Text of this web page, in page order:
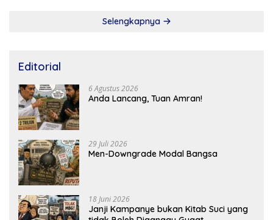
Selengkapnya
Editorial
6 Agustus 2026
Anda Lancang, Tuan Amran!
29 Juli 2026
Men-Downgrade Modal Bangsa
18 Juni 2026
Janji Kampanye bukan Kitab Suci yang